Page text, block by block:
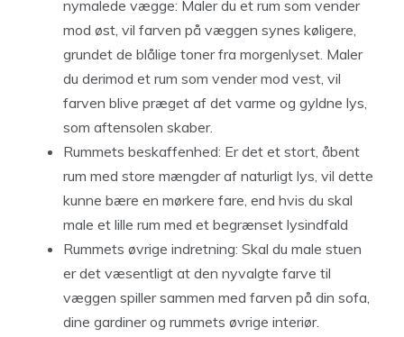
nymalede vægge: Maler du et rum som vender
mod øst, vil farven på væggen synes køligere,
grundet de blålige toner fra morgenlyset. Maler
du derimod et rum som vender mod vest, vil
farven blive præget af det varme og gyldne lys,
som aftensolen skaber.
Rummets beskaffenhed: Er det et stort, åbent
rum med store mængder af naturligt lys, vil dette
kunne bære en mørkere fare, end hvis du skal
male et lille rum med et begrænset lysindfald
Rummets øvrige indretning: Skal du male stuen
er det væsentligt at den nyvalgte farve til
væggen spiller sammen med farven på din sofa,
dine gardiner og rummets øvrige interiør.